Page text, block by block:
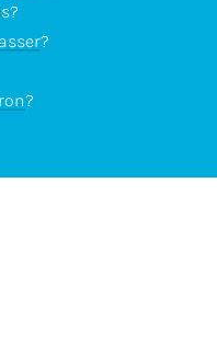
?
?